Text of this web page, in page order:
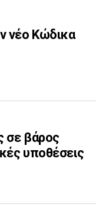
νέο Κώδικα
σε βάρος
υποθέσεις